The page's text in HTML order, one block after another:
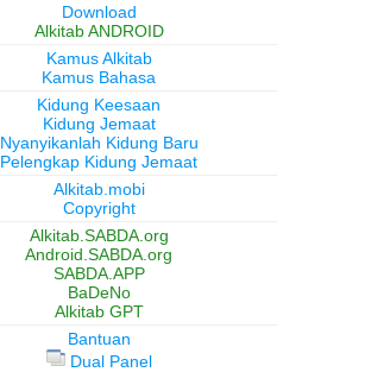
Download
Alkitab ANDROID
Kamus Alkitab
Kamus Bahasa
Kidung Keesaan
Kidung Jemaat
Nyanyikanlah Kidung Baru
Pelengkap Kidung Jemaat
Alkitab.mobi
Copyright
Alkitab.SABDA.org
Android.SABDA.org
SABDA.APP
BaDeNo
Alkitab GPT
Bantuan
Dual Panel